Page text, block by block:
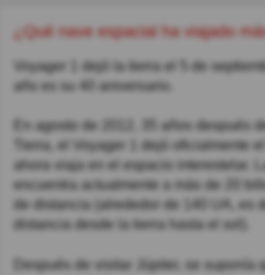
¿Qué nave espacial ha viajado
Voyager 1 dejó la tierra el 5 de
año es su 40 aniversario.
En agosto de 2012, 35 años después
Tierra, el Voyager 1 dejó oficialmente
ahora viaja en el espacio interestelar.
encuentra actualmente a más de 20
de distancia (alrededor de 140 UA, es
distancia desde la tierra hasta el sol).
Después de visitar Júpiter, se suponía